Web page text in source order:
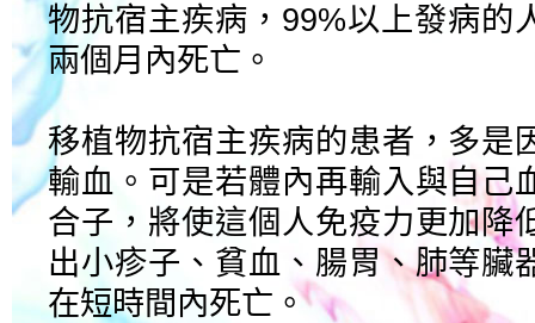
物抗宿主疾病，99%以上發病的
兩個月內死亡。
移植物抗宿主疾病的患者，多是
輸血。可是若體內再輸入與自己
合子，將使這個人免疫力更加降
出小疹子、貧血、腸胃、肺等臟
在短時間內死亡。